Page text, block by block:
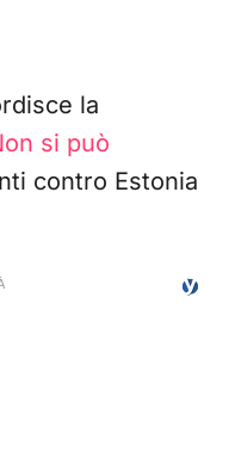
la
si può
contro Estonia